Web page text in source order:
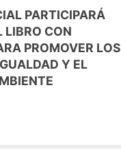
PARTICIPARÁ
LIBRO CON
PROMOVER LOS
Y EL